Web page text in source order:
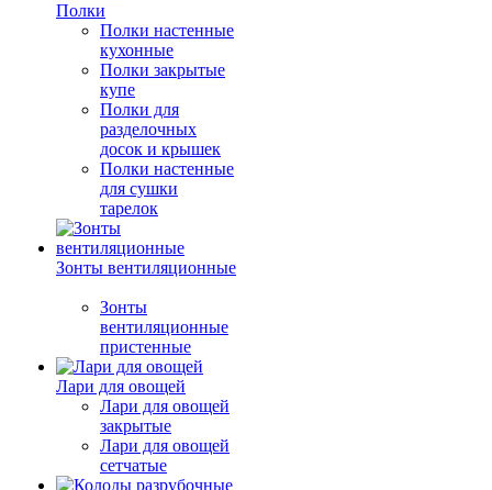
Полки
Полки настенные
кухонные
Полки закрытые
купе
Полки для
разделочных
досок и крышек
Полки настенные
для сушки
тарелок
Зонты вентиляционные
Зонты
вентиляционные
пристенные
Лари для овощей
Лари для овощей
закрытые
Лари для овощей
сетчатые